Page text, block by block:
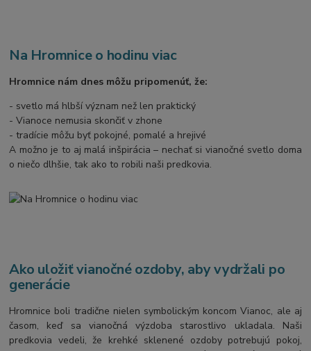
Na Hromnice o hodinu viac
Hromnice nám dnes môžu pripomenúť, že:
- svetlo má hlbší význam než len praktický
- Vianoce nemusia skončiť v zhone
- tradície môžu byť pokojné, pomalé a hrejivé
A možno je to aj malá inšpirácia – nechať si vianočné svetlo doma
o niečo dlhšie, tak ako to robili naši predkovia.
Ako uložiť vianočné ozdoby, aby vydržali po
generácie
Hromnice boli tradične nielen symbolickým koncom Vianoc, ale aj
časom, keď sa vianočná výzdoba starostlivo ukladala. Naši
predkovia vedeli, že krehké sklenené ozdoby potrebujú pokoj,